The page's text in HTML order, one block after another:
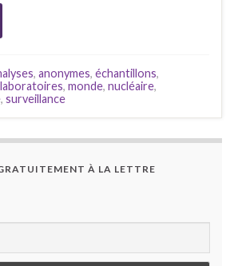
, anonymes, échantillons,
laboratoires, monde, nucléaire,
, surveillance
À LA LETTRE